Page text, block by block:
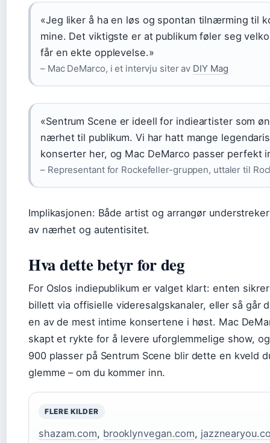
«Jeg liker å ha en løs og spontan tilnærming til
mine. Det viktigste er at publikum føler seg
får en ekte opplevelse.»
– Mac DeMarco, i et intervju siter av DIY Mag
«Sentrum Scene er ideell for indieartister som
nærhet til publikum. Vi har hatt mange
konserter her, og Mac DeMarco passer perfekt
– Representant for Rockefeller-gruppen, uttaler til
Implikasjonen: Både artist og arrangør
av nærhet og autentisitet.
Hva dette betyr for deg
For Oslos indiepublikum er valget klart: enten
billett via offisielle videresalgskanaler, eller så går
en av de mest intime konsertene i høst. Mac
skapt et rykte for å levere uforglemmelige show,
900 plasser på Sentrum Scene blir dette en kveld
glemme – om du kommer inn.
FLERE KILDER
shazam.com, brooklynvegan.com,